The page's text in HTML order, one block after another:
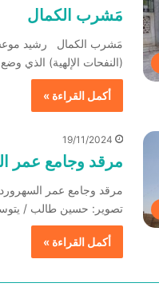
مَشرب الكمال
مَشرب الكمال رشيد
(النفحات الإلهية) الذي
أكمل القراءة »
19/11/2024
مرقد وجامع عمر
مرقد وجامع عمر
تصوير: حسين طالب /
أكمل القراءة »